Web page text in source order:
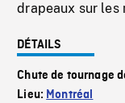
drapeaux sur les
DÉTAILS
Chute de tournage
Lieu: Montréal